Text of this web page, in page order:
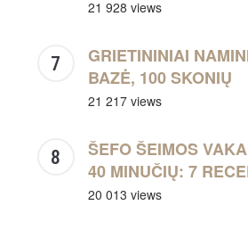
21 928 views
GRIETININIAI
BAZĖ, 100 SKONIŲ
21 217 views
ŠEFO ŠEIMOS
40 MINUČIŲ: 7
20 013 views